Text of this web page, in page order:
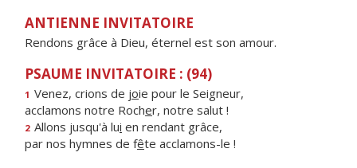
ANTIENNE INVITATOIRE
Rendons grâce à Dieu, éternel est son amour.
PSAUME INVITATOIRE : (94)
1 Venez, crions de joie pour le Seigneur,
acclamons notre Rocher, notre salut !
2 Allons jusqu'à lui en rendant grâce,
par nos hymnes de fête acclamons-le !